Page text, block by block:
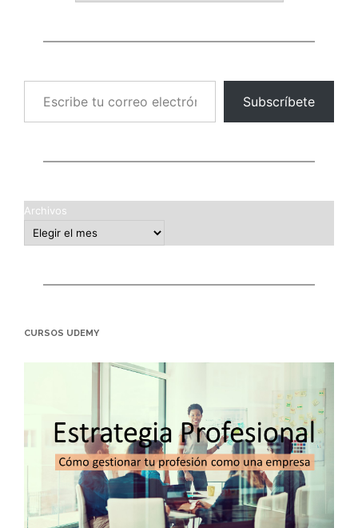
Escribe tu correo electrónico…
Subscríbete
Archivos
CURSOS UDEMY